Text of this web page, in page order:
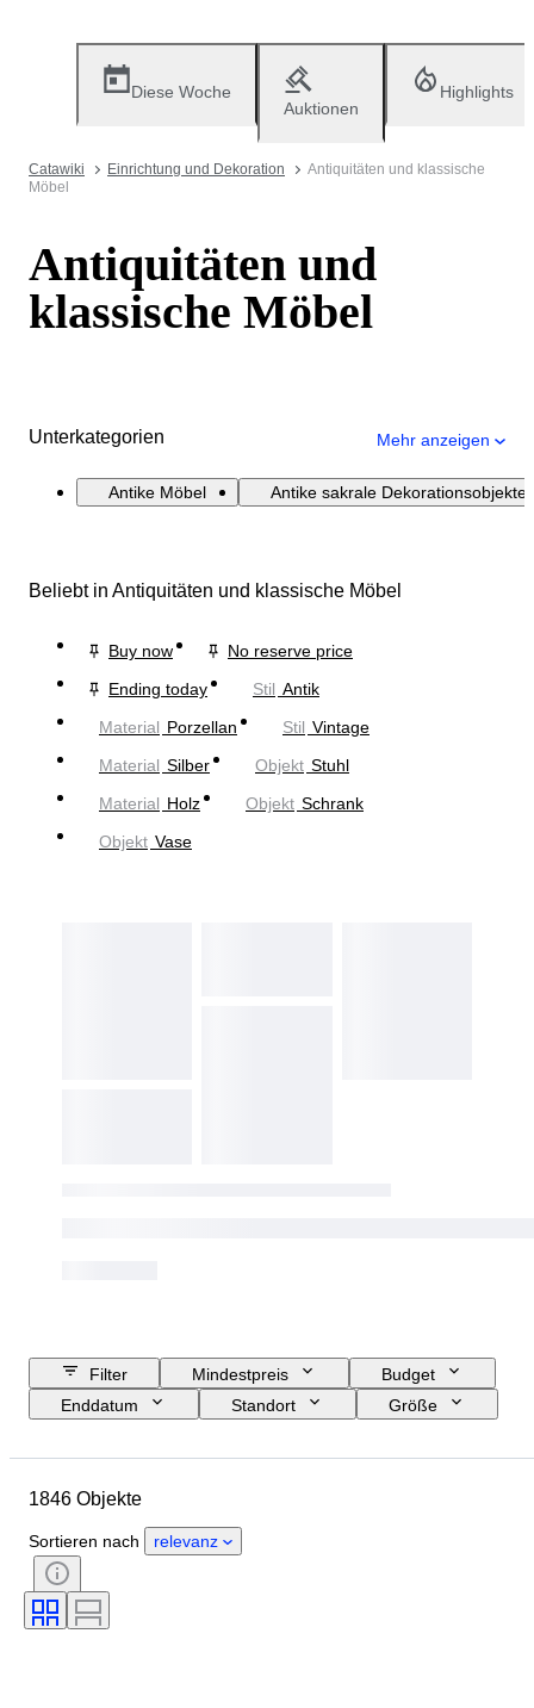
Diese Woche
Auktionen
Highlights
Catawiki Einrichtung und Dekoration
Antiquitäten und klassische
Möbel
Antiquitäten und
klassische Möbel
Unterkategorien Mehr anzeigen
Antike Möbel Antike sakrale Dekorationsobjekte
Beliebt in Antiquitäten und klassische Möbel
Buy now
No reserve price
Ending today
Stil Antik
Material Porzellan Stil Vintage
Material Silber Objekt Stuhl
Material Holz Objekt Schrank
Objekt Vase
Filter Mindestpreis
Budget
Enddatum
Standort
Größe
Material
Periode
Thema
Stil
Farbe
Energiereserve
1846 Objekte
Sortieren nach relevanz